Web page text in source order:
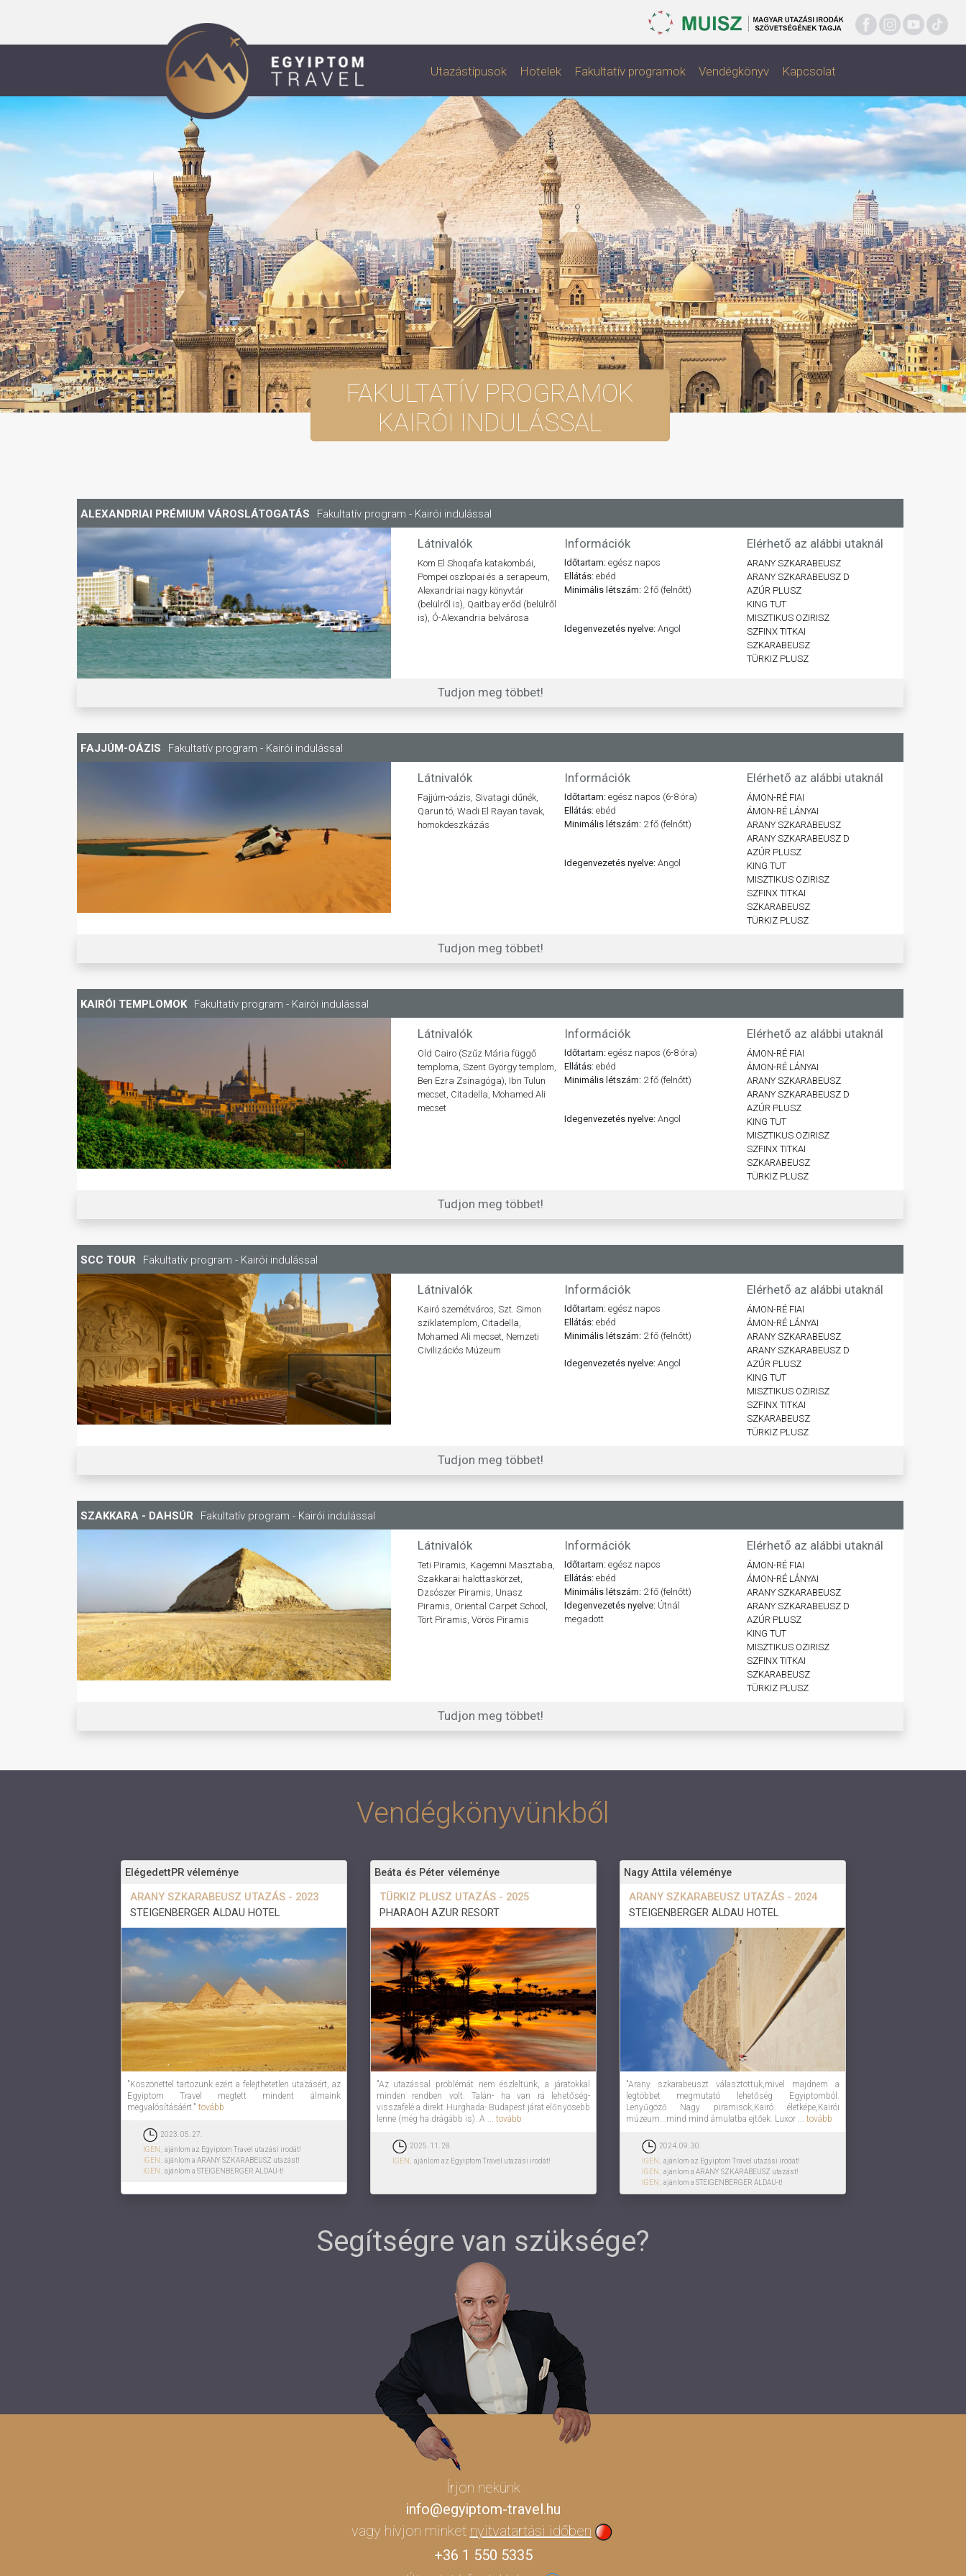
Utazástípusok Hotelek Fakultatív programok Vendégkönyv Kapcsolat
FAKULTATÍV PROGRAMOK
KAIRÓI INDULÁSSAL
ALEXANDRIAI PRÉMIUM VÁROSLÁTOGATÁS Fakultatív program - Kairói indulással
Látnivalók
Kom El Shoqafa katakombái,
Pompei oszlopai és a serapeum,
Alexandriai nagy könyvtár
(belülről is), Qaitbay erőd (belülről
is), Ó-Alexandria belvárosa
Információk
Időtartam: egész napos
Ellátás: ebéd
Minimális létszám: 2 fő (felnőtt)
Idegenvezetés nyelve: Angol
Elérhető az alábbi utaknál
ARANY SZKARABEUSZ
ARANY SZKARABEUSZ D
AZÚR PLUSZ
KING TUT
MISZTIKUS OZIRISZ
SZFINX TITKAI
SZKARABEUSZ
TÜRKIZ PLUSZ
Tudjon meg többet!
FAJJÚM-OÁZIS Fakultatív program - Kairói indulással
Látnivalók
Fajjúm-oázis, Sivatagi dűnék,
Qarun tó, Wadi El Rayan tavak,
homokdeszkázás
Információk
Időtartam: egész napos (6-8 óra)
Ellátás: ebéd
Minimális létszám: 2 fő (felnőtt)
Idegenvezetés nyelve: Angol
Elérhető az alábbi utaknál
ÁMON-RÉ FIAI
ÁMON-RÉ LÁNYAI
ARANY SZKARABEUSZ
ARANY SZKARABEUSZ D
AZÚR PLUSZ
KING TUT
MISZTIKUS OZIRISZ
SZFINX TITKAI
SZKARABEUSZ
TÜRKIZ PLUSZ
Tudjon meg többet!
KAIRÓI TEMPLOMOK Fakultatív program - Kairói indulással
Látnivalók
Old Cairo (Szűz Mária függő
temploma, Szent György templom,
Ben Ezra Zsinagóga), Ibn Tulun
mecset, Citadella, Mohamed Ali
mecset
Információk
Időtartam: egész napos (6-8 óra)
Ellátás: ebéd
Minimális létszám: 2 fő (felnőtt)
Idegenvezetés nyelve: Angol
Elérhető az alábbi utaknál
ÁMON-RÉ FIAI
ÁMON-RÉ LÁNYAI
ARANY SZKARABEUSZ
ARANY SZKARABEUSZ D
AZÚR PLUSZ
KING TUT
MISZTIKUS OZIRISZ
SZFINX TITKAI
SZKARABEUSZ
TÜRKIZ PLUSZ
Tudjon meg többet!
SCC TOUR Fakultatív program - Kairói indulással
Látnivalók
Kairó szemétváros, Szt. Simon
sziklatemplom, Citadella,
Mohamed Ali mecset, Nemzeti
Civilizációs Múzeum
Információk
Időtartam: egész napos
Ellátás: ebéd
Minimális létszám: 2 fő (felnőtt)
Idegenvezetés nyelve: Angol
Elérhető az alábbi utaknál
ÁMON-RÉ FIAI
ÁMON-RÉ LÁNYAI
ARANY SZKARABEUSZ
ARANY SZKARABEUSZ D
AZÚR PLUSZ
KING TUT
MISZTIKUS OZIRISZ
SZFINX TITKAI
SZKARABEUSZ
TÜRKIZ PLUSZ
Tudjon meg többet!
SZAKKARA - DAHSÚR Fakultatív program - Kairói indulással
Látnivalók
Teti Piramis, Kagemni Masztaba,
Szakkarai halottaskörzet,
Dzsószer Piramis, Unasz
Piramis, Oriental Carpet School,
Tört Piramis, Vörös Piramis
Információk
Időtartam: egész napos
Ellátás: ebéd
Minimális létszám: 2 fő (felnőtt)
Idegenvezetés nyelve: Útnál
megadott
Elérhető az alábbi utaknál
ÁMON-RÉ FIAI
ÁMON-RÉ LÁNYAI
ARANY SZKARABEUSZ
ARANY SZKARABEUSZ D
AZÚR PLUSZ
KING TUT
MISZTIKUS OZIRISZ
SZFINX TITKAI
SZKARABEUSZ
TÜRKIZ PLUSZ
Tudjon meg többet!
Vendégkönyvünkből
ElégedettPR véleménye
ARANY SZKARABEUSZ UTAZÁS - 2023
STEIGENBERGER ALDAU HOTEL
"Köszönettel tartozunk ezért a felejthetetlen utazásért, az
Egyiptom Travel megtett mindent álmaink
megvalósításáért." tovább
2023. 05. 27.
IGEN,
ajánlom az Egyiptom Travel utazási irodát!
IGEN,
ajánlom a ARANY SZKARABEUSZ utazást!
IGEN,
ajánlom a STEIGENBERGER ALDAU-t!
Beáta és Péter véleménye
TÜRKIZ PLUSZ UTAZÁS - 2025
PHARAOH AZUR RESORT
"Az utazással problémát nem észleltünk, a járatokkal
minden rendben volt. Talán- ha van rá lehetőség-
visszafelé a direkt Hurghada- Budapest járat előnyösebb
lenne (még ha drágább is). A ... tovább
2025. 11. 28.
IGEN,
ajánlom az Egyiptom Travel utazási irodát!
Nagy Attila véleménye
ARANY SZKARABEUSZ UTAZÁS - 2024
STEIGENBERGER ALDAU HOTEL
"Arany szkarabeuszt választottuk,mivel majdnem a
legtöbbet megmutató lehetőség Egyiptomból.
Lenyűgöző Nagy piramisok,Kairó életképe,Kairói
múzeum...mind mind ámulatba ejtőek. Luxor ... tovább
2024. 09. 30.
IGEN,
ajánlom az Egyiptom Travel utazási irodát!
IGEN,
ajánlom a ARANY SZKARABEUSZ utazást!
IGEN,
ajánlom a STEIGENBERGER ALDAU-t!
Segítségre van szüksége?
Írjon nekünk
info@egyiptom-travel.hu
vagy hívjon minket nyitvatartási időben
+36 1 550 5335